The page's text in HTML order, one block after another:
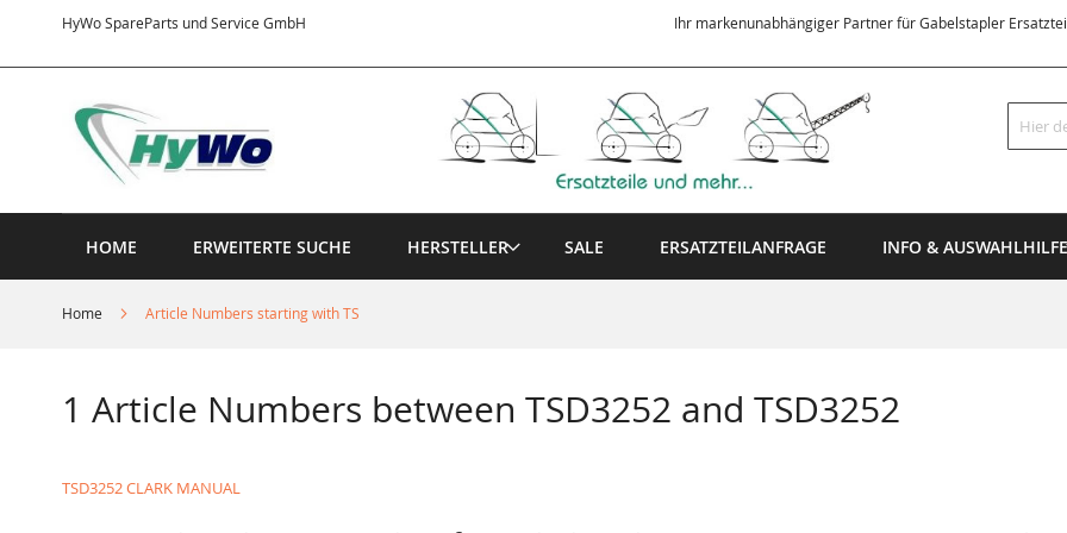
HyWo SpareParts und Service GmbH
Inhalt
Ihr markenunabhängiger Partner für Gabelstapler
Suche
HOME ERWEITERTE SUCHE HERSTELLER SALE ERSATZTEILANFRAGE INFO & AUSWAHLHILFE
Home Article Numbers starting with TS
1 Article Numbers between TSD3252 and TSD3252
TSD3252 CLARK MANUAL